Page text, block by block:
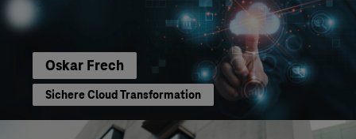
Oskar Frech
Sichere Cloud Transformation